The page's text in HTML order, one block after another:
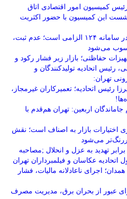
کمیسیون امور اقتصادی اتاق
این کمیسیون با حضور اکثریت
ثبت قیمت کالا و خدمات در سامانه ۱۲۴ الزامی است؛ عدم ثبت،
حفاظتی؛ بازار زیر فشار رکود و
رئیس اتحادیه تولیدکنندگان و
تهران:
رئیس اتحادیه؛ تعمیرکاران غیرمجاز،
اربعین: تهران هم‌قدم با
اختیارات بازار به اصناف است؛ نقش
پررنگ‌تر می‌شود
تهدید به عزل و انحلال ;مصاحبه
اتحادیه عکاسان و فیلمبرداران تهران
اجرای ناعادلانه مالیات، فشار
عبور از بحران برق، مدیریت مصرف